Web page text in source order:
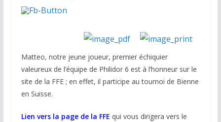
Matteo, notre jeune joueur, premier échiquier
valeureux de l’équipe de Philidor 6 est à l’honneur sur le
site de la FFE ; en effet, il participe au tournoi de Bienne
en Suisse.
Lien vers la page de la FFE qui vous dirigera vers le